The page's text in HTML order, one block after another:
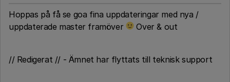
Hoppas på få se goa fina uppdateringar med nya /
uppdaterade master framöver
Over & out
// Redigerat // - Ämnet har flyttats till teknisk support